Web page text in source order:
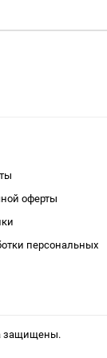
оферты
персональных
защищены.